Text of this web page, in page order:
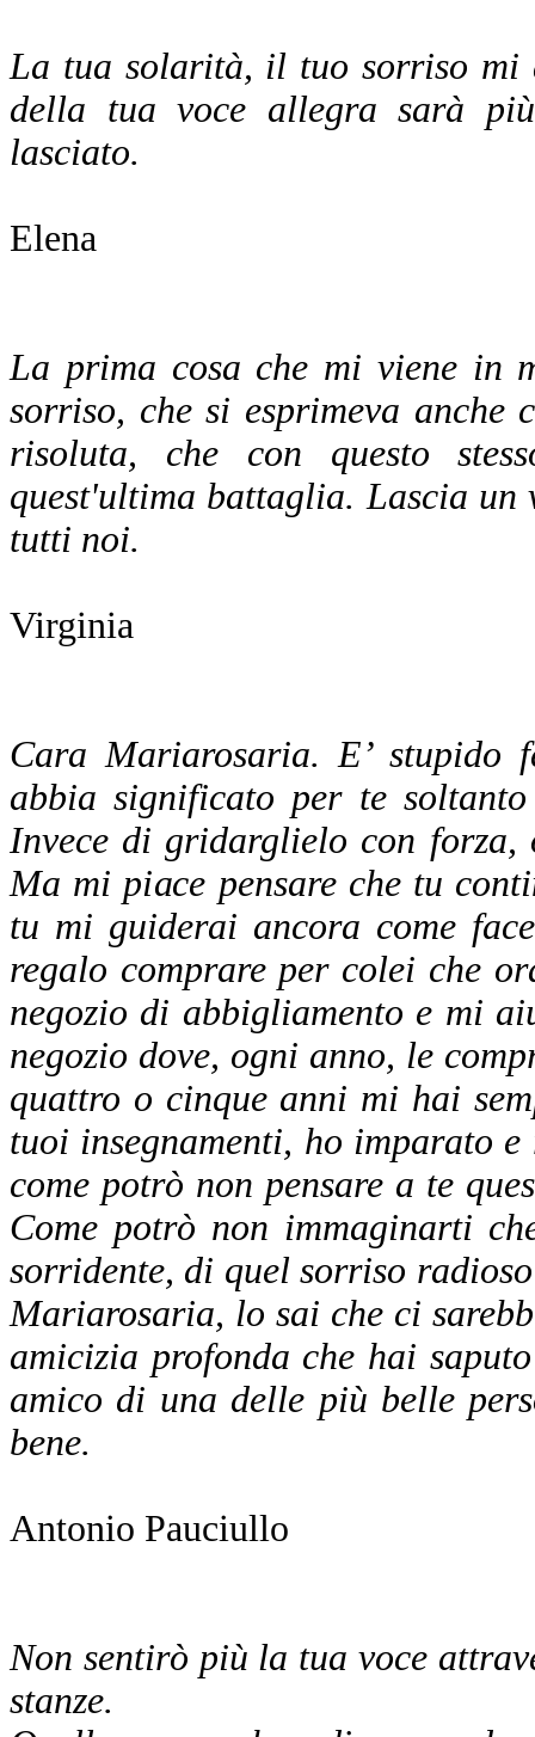
La tua solarità, il tuo sorriso mi
della tua voce allegra sarà
lasciato.
Elena
La prima cosa che mi viene in
sorriso, che si esprimeva anche
risoluta, che con questo
quest'ultima battaglia. Lascia un
tutti noi.
Virginia
Cara Mariarosaria. E’ stupido
abbia significato per te
Invece di gridarglielo con
Ma mi piace pensare che tu
tu mi guiderai ancora come
regalo comprare per colei che
negozio di abbigliamento e mi
negozio dove, ogni anno, le
quattro o cinque anni mi hai
tuoi insegnamenti, ho imparato
come potrò non pensare a te
Come potrò non immaginarti
sorridente, di quel sorriso
Mariarosaria, lo sai che ci
amicizia profonda che hai
amico di una delle più belle
bene.
Antonio Pauciullo
Non sentirò più la tua voce
stanze.